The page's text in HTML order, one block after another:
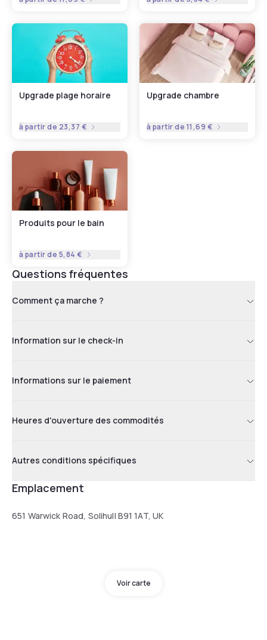
Upgrade plage horaire
à partir de 23,37 €
Upgrade chambre
à partir de 11,69 €
Produits pour le bain
à partir de 5,84 €
Questions fréquentes
Comment ça marche ?
Information sur le check-in
Informations sur le paiement
Heures d'ouverture des commodités
Autres conditions spécifiques
Emplacement
651 Warwick Road, Solihull B91 1AT, UK
Voir carte